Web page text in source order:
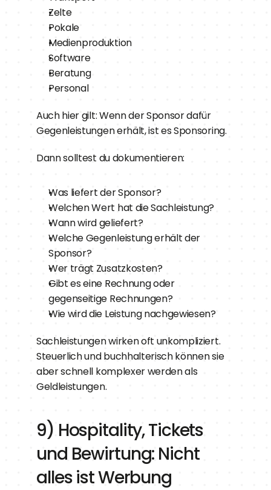
Zelte
Pokale
Medienproduktion
Software
Beratung
Personal
Auch hier gilt: Wenn der Sponsor dafür
Gegenleistungen erhält, ist es Sponsoring.
Dann solltest du dokumentieren:
Was liefert der Sponsor?
Welchen Wert hat die Sachleistung?
Wann wird geliefert?
Welche Gegenleistung erhält der
Sponsor?
Wer trägt Zusatzkosten?
Gibt es eine Rechnung oder
gegenseitige Rechnungen?
Wie wird die Leistung nachgewiesen?
Sachleistungen wirken oft unkompliziert.
Steuerlich und buchhalterisch können sie
aber schnell komplexer werden als
Geldleistungen.
9) Hospitality, Tickets
und Bewirtung: Nicht
alles ist Werbung